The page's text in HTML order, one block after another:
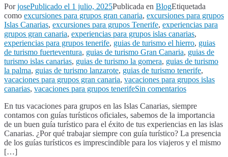
PorjosePublicado el 1 julio, 2025Publicada en BlogEtiquetada
como excursiones para grupos gran canaria, excursiones para grupos
Islas Canarias, excursiones para grupos Tenerife, experiencias para
grupos gran canaria, experiencias para grupos islas canarias,
experiencias para grupos tenerife, guias de turismo el hierro, guias
de turismo fuerteventura, guias de turismo Gran Canaria, guias de
turismo islas canarias, guias de turismo la gomera, guias de turismo
la palma, guias de turismo lanzarote, guias de turismo tenerife,
vacaciones para grupos gran canaria, vacaciones para grupos islas
canarias, vacaciones para grupos tenerifeSin comentariosen
turisticos
en
las
Islas
Canarias
En tus vacaciones para grupos en las Islas Canarias, siempre
contamos con guías turísticos oficiales, sabemos de la importancia
de un buen guía turístico para el éxito de tus experiencias en las islas
Canarias. ¿Por qué trabajar siempre con guía turístico? La presencia
de los guías turísticos es imprescindible para los viajeros y el mismo
[…]